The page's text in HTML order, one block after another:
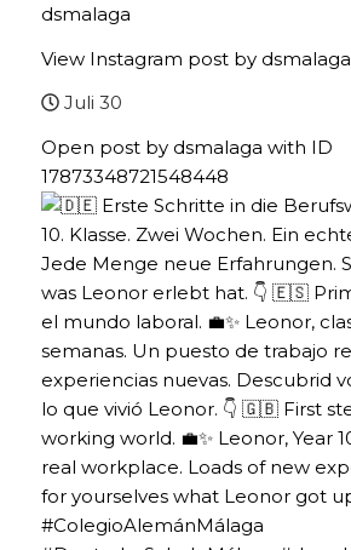
dsmalaga
View Instagram post by dsmalaga
Juli 30
Open post by dsmalaga with ID
17873348721548448